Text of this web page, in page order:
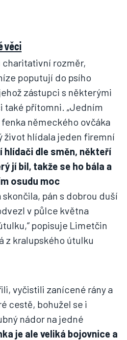
věci
charitativní rozměr,
poputují do psího
zástupci s některými
také přítomni. „Jedním
německého ovčáka
život hlídala jeden firemní
hlídači dle směn, někteří
jí bil, takže se ho bála a
osudu moc
skončila, pán s dobrou duší
v půlce května
popisuje Limetčin
z kralupského útulku
vyčistili zanícené rány a
cestě, bohužel se i
nádor na jedné
je ale veliká bojovnice a